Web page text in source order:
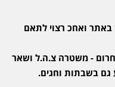
ואחכ רצוי לתאם
חרום - משטרה צ.ה.ל ושאר
גם בשבתות וחגים.